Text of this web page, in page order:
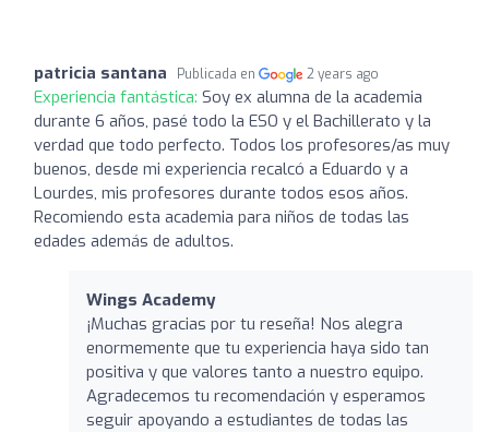
patricia santana Publicada en 2 years ago
Experiencia fantástica: Soy ex alumna de la academia
durante 6 años, pasé todo la ESO y el Bachillerato y la
verdad que todo perfecto. Todos los profesores/as muy
buenos, desde mi experiencia recalcó a Eduardo y a
Lourdes, mis profesores durante todos esos años.
Recomiendo esta academia para niños de todas las
edades además de adultos.
Wings Academy
¡Muchas gracias por tu reseña! Nos alegra
enormemente que tu experiencia haya sido tan
positiva y que valores tanto a nuestro equipo.
Agradecemos tu recomendación y esperamos
seguir apoyando a estudiantes de todas las